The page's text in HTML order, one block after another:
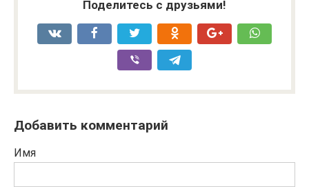
Поделитесь с друзьями!
Добавить комментарий
Имя